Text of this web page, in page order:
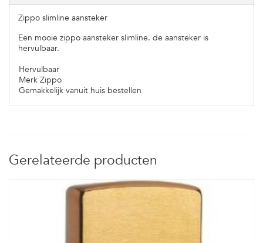
Zippo slimline aansteker
Een mooie zippo aansteker slimline. de aansteker is
hervulbaar.
Hervulbaar
Merk Zippo
Gemakkelijk vanuit huis bestellen
Gerelateerde producten